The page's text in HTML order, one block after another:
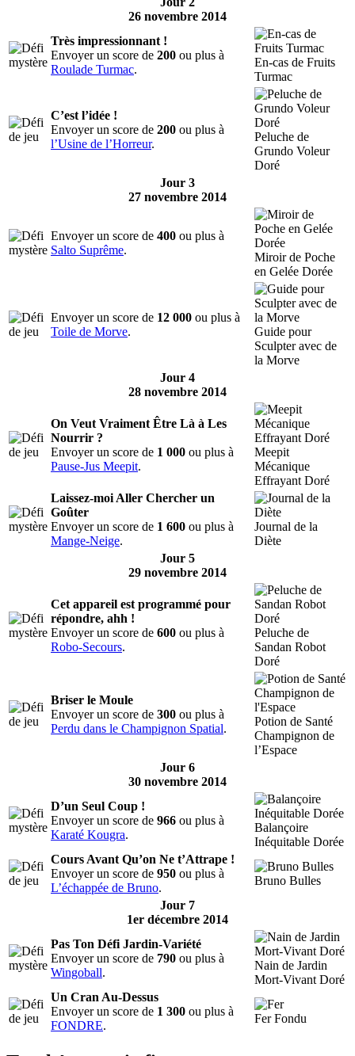
26 novembre 2014
Très impressionnant !
Envoyer un score de 200 ou plus à
Roulade Turmac.
En-cas de Fruits
Turmac
C’est l’idée !
Envoyer un score de 200 ou plus à
l’Usine de l’Horreur.
Peluche de
Grundo Voleur
Doré
Jour 3
27 novembre 2014
Envoyer un score de 400 ou plus à
Salto Suprême.
Miroir de Poche
en Gelée Dorée
Envoyer un score de 12 000 ou plus à
Toile de Morve.
Guide pour
Sculpter avec de
la Morve
Jour 4
28 novembre 2014
On Veut Vraiment Être Là à Les
Nourrir ?
Envoyer un score de 1 000 ou plus à
Pause-Jus Meepit.
Meepit
Mécanique
Effrayant Doré
Laissez-moi Aller Chercher un
Goûter
Envoyer un score de 1 600 ou plus à
Mange-Neige.
Journal de la
Diète
Jour 5
29 novembre 2014
Cet appareil est programmé pour
répondre, ahh !
Envoyer un score de 600 ou plus à
Robo-Secours.
Peluche de
Sandan Robot
Doré
Briser le Moule
Envoyer un score de 300 ou plus à
Perdu dans le Champignon Spatial.
Potion de Santé
Champignon de
l’Espace
Jour 6
30 novembre 2014
D’un Seul Coup !
Envoyer un score de 966 ou plus à
Karaté Kougra.
Balançoire
Inéquitable Dorée
Cours Avant Qu’on Ne t’Attrape !
Envoyer un score de 950 ou plus à
L’échappée de Bruno.
Bruno Bulles
Jour 7
1er décembre 2014
Pas Ton Défi Jardin-Variété
Envoyer un score de 790 ou plus à
Wingoball.
Nain de Jardin
Mort-Vivant Doré
Un Cran Au-Dessus
Envoyer un score de 1 300 ou plus à
FONDRE.
Fer Fondu